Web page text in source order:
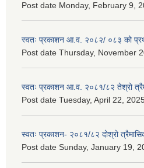
Post date Monday, February 9,
स्वतः प्रकाशन आ.व. २०८२/ ०८३ को
Post date Thursday, November
स्वतः प्रकाशन आ.व. २०८१/८२ तेश्रो
Post date Tuesday, April 22,
स्वतः प्रकाशन- २०८१/८२ दोश्रो
Post date Sunday, January 19,